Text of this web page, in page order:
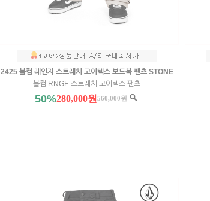
2425 볼컴 레인지 스트레치 고어텍스 보드복 팬츠 STONE
볼컴 RNGE 스트레치 고어텍스 팬츠
50%280,000원 560,000원